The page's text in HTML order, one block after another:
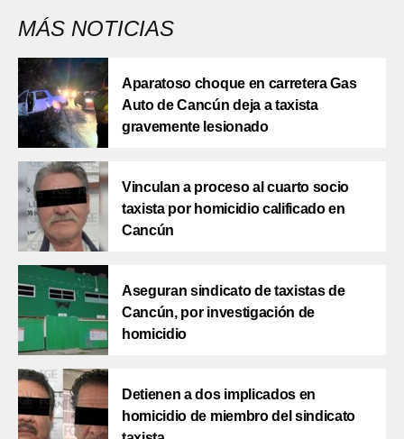
MÁS NOTICIAS
Aparatoso choque en carretera Gas
Auto de Cancún deja a taxista
gravemente lesionado
Vinculan a proceso al cuarto socio
taxista por homicidio calificado en
Cancún
Aseguran sindicato de taxistas de
Cancún, por investigación de
homicidio
Detienen a dos implicados en
homicidio de miembro del sindicato